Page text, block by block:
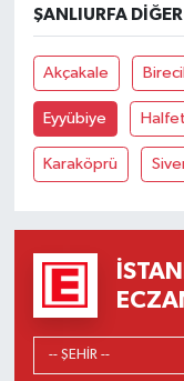
ŞANLIURFA DIĞER
Akçakale
Eyyübiye
Karaköprü